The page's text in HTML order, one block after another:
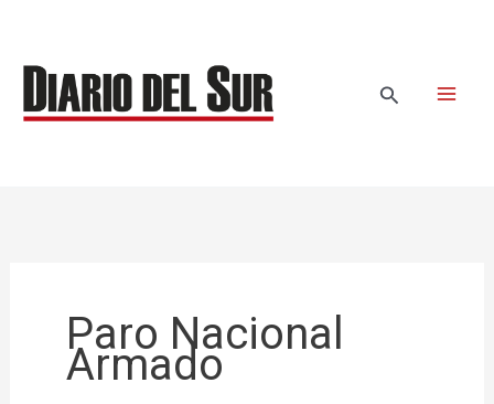
contenido
Buscar
Paro Nacional
Armado